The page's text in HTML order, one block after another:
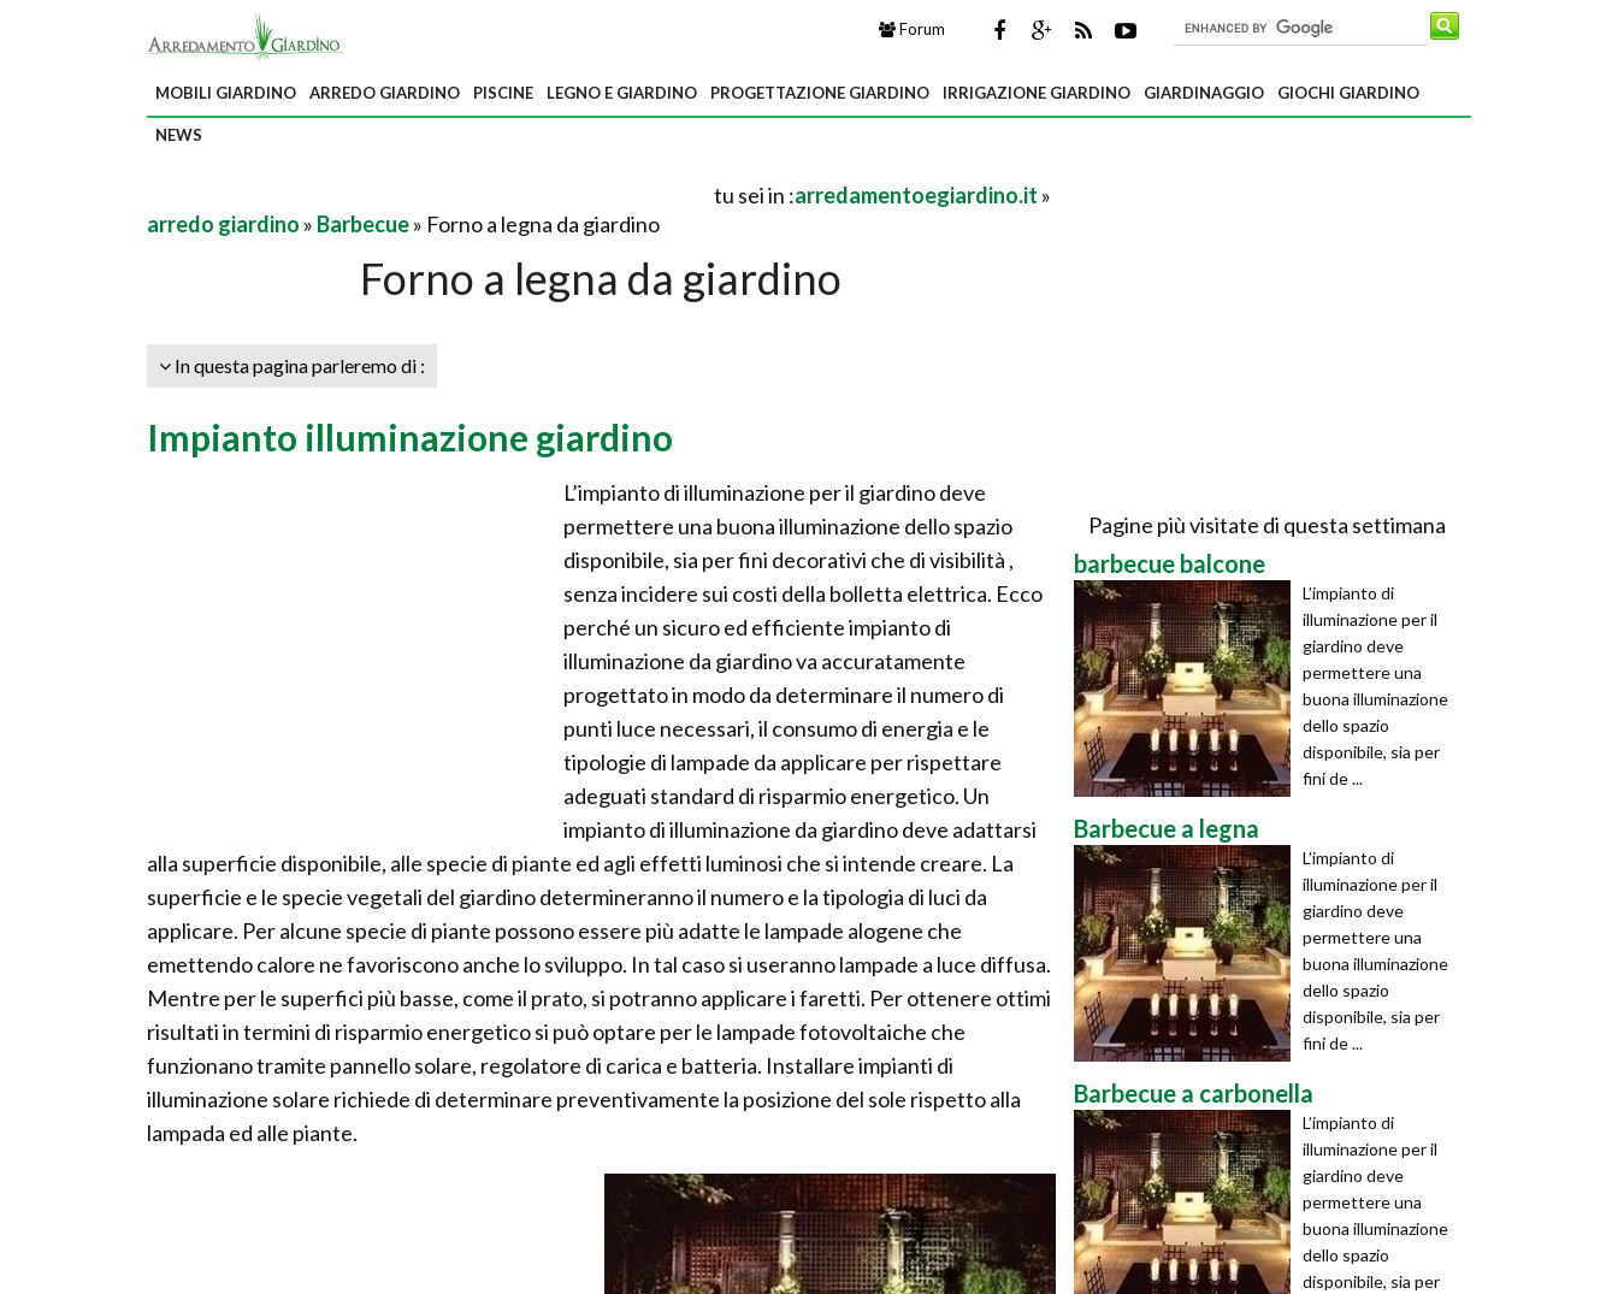
Forum
MOBILI GIARDINO ARREDO GIARDINO PISCINE LEGNO E GIARDINO PROGETTAZIONE GIARDINO IRRIGAZIONE GIARDINO GIARDINAGGIO GIOCHI GIARDINO
NEWS
tu sei in :arredamentoegiardino.it »
arredo giardino » Barbecue» Forno a legna da giardino
Forno a legna da giardino
In questa pagina parleremo di :
Impianto illuminazione giardino
L’impianto di illuminazione per il giardino deve
permettere una buona illuminazione dello spazio
disponibile, sia per fini decorativi che di visibilità ,
senza incidere sui costi della bolletta elettrica. Ecco
perché un sicuro ed efficiente impianto di
illuminazione da giardino va accuratamente
progettato in modo da determinare il numero di
punti luce necessari, il consumo di energia e le
tipologie di lampade da applicare per rispettare
adeguati standard di risparmio energetico. Un
impianto di illuminazione da giardino deve adattarsi
alla superficie disponibile, alle specie di piante ed agli effetti luminosi che si intende creare. La
superficie e le specie vegetali del giardino determineranno il numero e la tipologia di luci da
applicare. Per alcune specie di piante possono essere più adatte le lampade alogene che
emettendo calore ne favoriscono anche lo sviluppo. In tal caso si useranno lampade a luce diffusa.
Mentre per le superfici più basse, come il prato, si potranno applicare i faretti. Per ottenere ottimi
risultati in termini di risparmio energetico si può optare per le lampade fotovoltaiche che
funzionano tramite pannello solare, regolatore di carica e batteria. Installare impianti di
illuminazione solare richiede di determinare preventivamente la posizione del sole rispetto alla
lampada ed alle piante.
Pagine più visitate di questa settimana
barbecue balcone
L’impianto di
illuminazione per il
giardino deve
permettere una
buona illuminazione
dello spazio
disponibile, sia per
fini de ...
Barbecue a legna
L’impianto di
illuminazione per il
giardino deve
permettere una
buona illuminazione
dello spazio
disponibile, sia per
fini de ...
Barbecue a carbonella
L’impianto di
illuminazione per il
giardino deve
permettere una
buona illuminazione
dello spazio
disponibile, sia per